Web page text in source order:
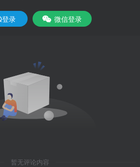
录 微信登录
暂无评论内容